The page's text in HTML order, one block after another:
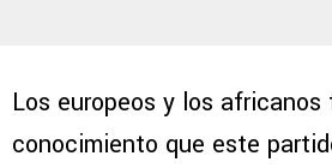
Los europeos y los africanos
conocimiento que este